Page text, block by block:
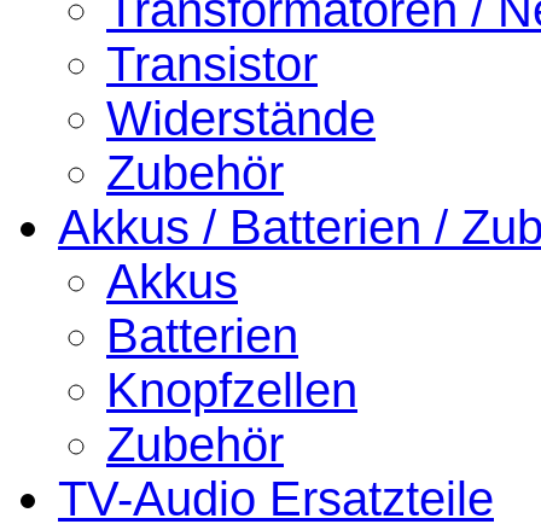
Transistor
Widerstände
Zubehör
Akkus / Batterien /
Akkus
Batterien
Knopfzellen
Zubehör
TV-Audio Ersatzteile